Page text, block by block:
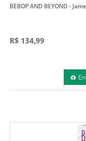
BEBOP AND BEYOND -
R$ 134,99